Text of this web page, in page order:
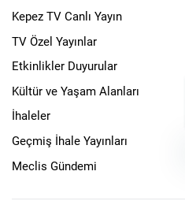
Kepez TV Canlı Yayın
TV Özel Yayınlar
Etkinlikler Duyurular
Kültür ve Yaşam Alanları
İhaleler
Geçmiş İhale Yayınları
Meclis Gündemi